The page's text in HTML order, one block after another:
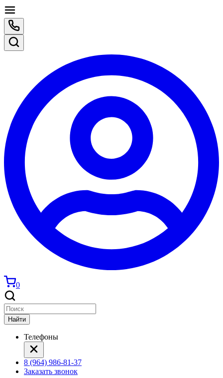
0
Найти
Телефоны
8 (964) 986-81-37
Заказать звонок